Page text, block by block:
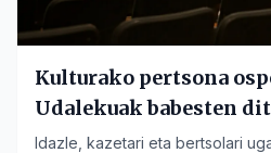
Kulturako pertsona
Udalekuak babesten
Idazle, kazetari eta bertsolari